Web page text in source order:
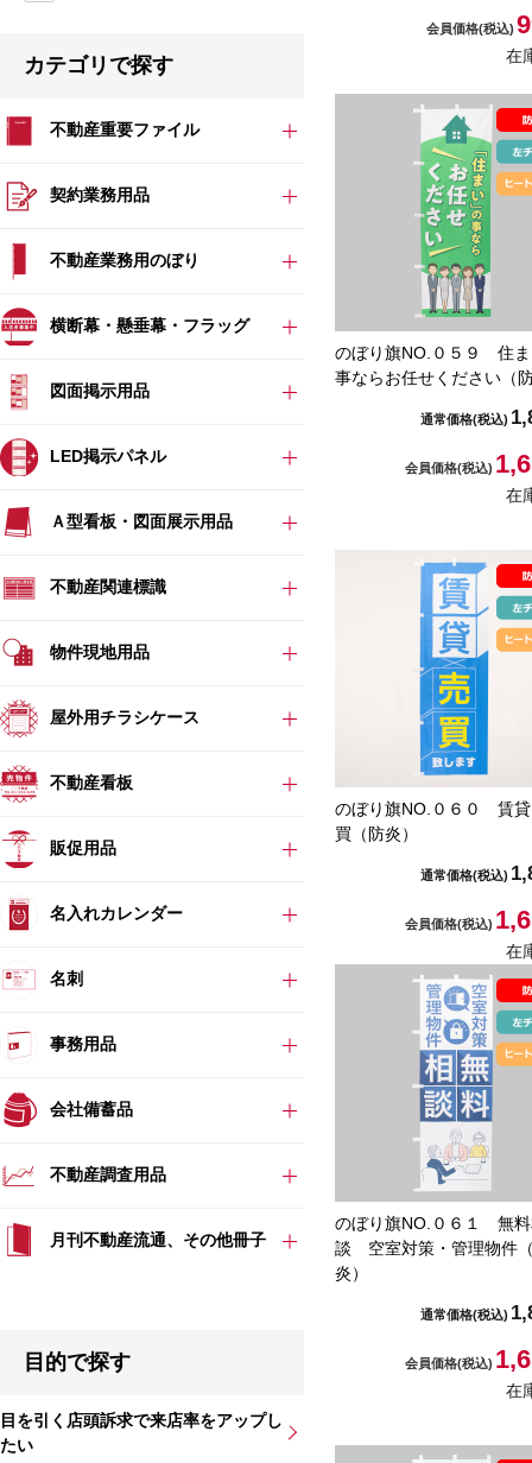
カテゴリで探す
不動産重要ファイル
契約業務用品
不動産業務用のぼり
横断幕・懸垂幕・フラッグ
図面掲示用品
LED掲示パネル
Ａ型看板・図面展示用品
不動産関連標識
物件現地用品
屋外用チラシケース
不動産看板
販促用品
名入れカレンダー
名刺
事務用品
会社備蓄品
不動産調査用品
月刊不動産流通、その他冊子
目的で探す
目を引く店頭訴求で来店率をアップし
たい
会員価格(税込)
在
のぼり旗NO.０５９ 住
事ならお任せください（
通常価格(税込)
会員価格(税込)
在
のぼり旗NO.０６０ 賃
買（防炎）
通常価格(税込)
会員価格(税込)
在
のぼり旗NO.０６１ 無
談 空室対策・管理物件
炎）
通常価格(税込)
会員価格(税込)
在